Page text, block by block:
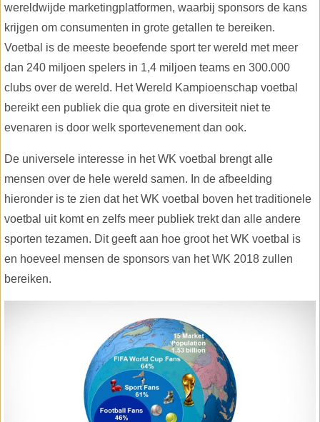
wereldwijde marketingplatformen, waarbij sponsors de kans
krijgen om consumenten in grote getallen te bereiken.
Voetbal is de meeste beoefende sport ter wereld met meer
dan 240 miljoen spelers in 1,4 miljoen teams en 300.000
clubs over de wereld. Het Wereld Kampioenschap voetbal
bereikt een publiek die qua grote en diversiteit niet te
evenaren is door welk sportevenement dan ook.
De universele interesse in het WK voetbal brengt alle
mensen over de hele wereld samen. In de afbeelding
hieronder is te zien dat het WK voetbal boven het traditionele
voetbal uit komt en zelfs meer publiek trekt dan alle andere
sporten tezamen. Dit geeft aan hoe groot het WK voetbal is
en hoeveel mensen de sponsors van het WK 2018 zullen
bereiken.